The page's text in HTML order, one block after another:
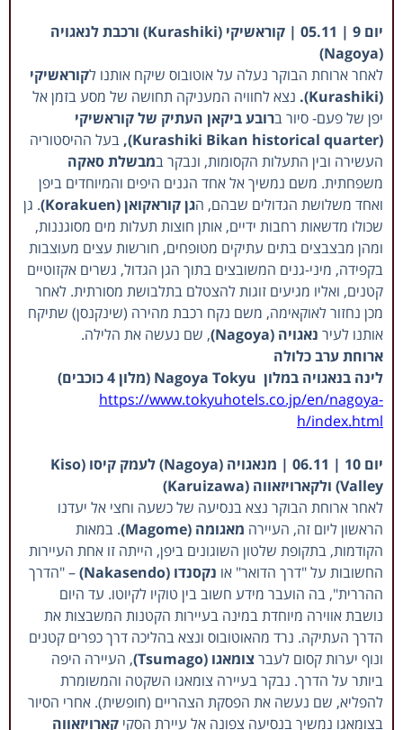
יום 9 | 05.11 | קוראשיקי (Kurashiki) ורכבת לנאגויה
(Nagoya)
לאחר ארוחת הבוקר נעלה על אוטובוס שיקח אותנו לקוראשיקי
(Kurashiki).
נצא לחוויה המעניקה תחושה של מסע בזמן אל
יפן של פעם- סיור ברובע ביקאן העתיק של קוראשיקי
(Kurashiki Bikan historical quarter),
בעל ההיסטוריה
העשירה ובין התעלות הקסומות, ונבקר במבשלת סאקה
משפחתית. משם נמשיך אל אחד הגנים היפים והמיוחדים ביפן
ואחד משלושת הגדולים שבהם, הגן קוראקואן (Korakuen)
. גן
שכולו מדשאות רחבות ידיים, אותן חוצות תעלות מים מסוגננות,
ומהן מבצבצים בתים עתיקים מטופחים, חורשות עצים מעוצבות
בקפידה, מיני-גנים המשובצים בתוך הגן הגדול, גשרים אקזוטיים
קטנים, ואליו מגיעים זוגות להצטלם בתלבושת מסורתית. לאחר
מכן נחזור לאוקאימה, משם נקח רכבת מהירה (שינקנסן) שתיקח
אותנו לעיר נאגויה (Nagoya)
, שם נעשה את הלילה.
ארוחת ערב כלולה
לינה בנאגויה במלון Nagoya Tokyu (מלון 4 כוכבים)
https://www.tokyuhotels.co.jp/en/nagoya-
h/index.html
יום 10 | 06.11 |
מנאגויה (Nagoya) לעמק קיסו (Kiso
Valley) ולקארויזאווה (Karuizawa)
לאחר ארוחת הבוקר נצא בנסיעה של כשעה וחצי אל יעדנו
הראשון ליום זה, העיירה מאגומה (Magome)
. במאות
הקודמות, בתקופת שלטון השוגונים ביפן, הייתה זו אחת העיירות
החשובות על "דרך הדואר" או נקסנדו (Nakasendo)
– "הדרך
ההררית", בה הועבר מידע חשוב בין טוקיו לקיוטו. עד היום
נושבת אווירה מיוחדת במינה בעיירות הקטנות המשבצות את
הדרך העתיקה. נרד מהאוטובוס ונצא בהליכה דרך כפרים קטנים
ונוף יערות קסום לעברצומאגו (Tsumago)
, העיירה היפה
ביותר על הדרך. נבקר בעיירה צומאגו השקטה והמשומרת
להפליא, שם נעשה את הפסקת הצהריים (חופשית). אחרי הסיור
בצומאגו נמשיך בנסיעה צפונה אל עיירת הסקי קארויזאווה